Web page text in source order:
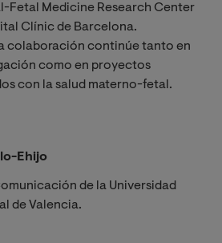
Fetal Medicine Research Center
Clínic de Barcelona.
colaboración continúe tanto en
como en proyectos
con la salud materno-fetal.
Ehijo
de la Universidad
de Valencia.